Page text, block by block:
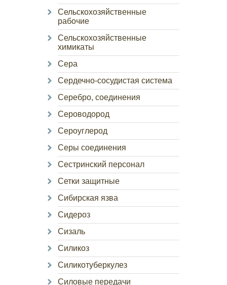
Сельскохозяйственные
рабочие
Сельскохозяйственные
химикаты
Сера
Сердечно-сосудистая система
Серебро, соединения
Сероводород
Сероуглерод
Серы соединения
Сестринский персонал
Сетки защитные
Сибирская язва
Сидероз
Сизаль
Силикоз
Силикотуберкулез
Силовые передачи